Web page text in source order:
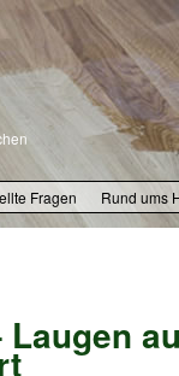
Fragen Rund ums